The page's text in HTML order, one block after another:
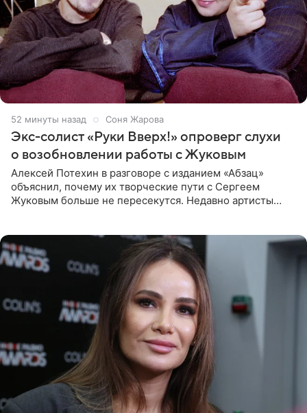
53 минуты назад Соня Жарова
Экс-солист «Руки Вверх!» опроверг слухи
о возобновлении работы с Жуковым
Алексей Потехин в разговоре с изданием «Абзац»
объяснил, почему их творческие пути с Сергеем
Жуковым больше не пересекутся. Недавно артисты